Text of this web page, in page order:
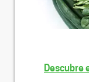
Descubre